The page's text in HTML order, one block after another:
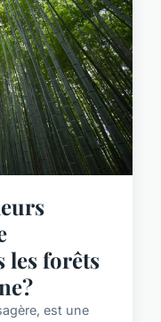
les forêts
est une